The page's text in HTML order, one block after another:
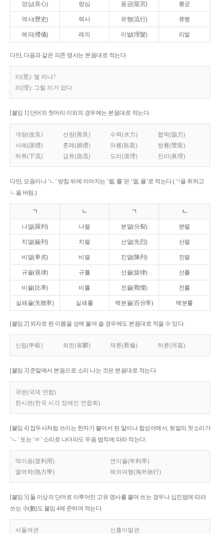
양심(良心) 량심 용궁(龍宮) 룡궁
역사(歷史) 력사 유행(流行) 류행
예의(禮儀) 례의 이발(理髮) 리발
다만, 다음과 같은 의존 명사는 본음대로 적는다.
리(里): 몇 리냐?
리(理): 그럴 리가 없다.
[붙임 1] 단어의 첫머리 이외의 경우에는 본음대로 적는다.
개량(改良) 선량(善良) 수력(水力)
협력(協力)
사례(謝禮)
혼례(婚禮) 와룡(臥龍)
쌍룡(雙龍)
하류(下流)
급류(急流) 도리(道理) 진리(眞理)
다만, 모음이나 ‘ㄴ’ 받침 뒤에 이어지는 ‘렬, 률’은 ‘열, 율’로 적는다.(ㄱ을 취하고
ㄴ을 버림.)
ㄱ ㄴ ㄱ ㄴ
나열(羅列) 나렬 분열(分裂) 분렬
치열(齒列) 치렬 선열(先烈) 선렬
비열(卑劣) 비렬 진열(陳列) 진렬
규율(規律) 규률 선율(旋律) 선률
비율(比率) 비률 전율(戰慄) 전률
실패율(失敗率) 실패률 백분율(百分率) 백분률
[붙임 2] 외자로 된 이름을 성에 붙여 쓸 경우에도 본음대로 적을 수 있다.
신립(申砬) 최린(崔麟) 채륜(蔡倫) 하륜(河崙)
[붙임 3] 준말에서 본음으로 소리 나는 것은 본음대로 적는다.
국련(국제 연합)
한시련(한국 시각 장애인 연합회)
[붙임 4] 접두사처럼 쓰이는 한자가 붙어서 된 말이나 합성어에서, 뒷말의 첫소리가
‘ㄴ’ 또는 ‘ㄹ’ 소리로 나더라도 두음 법칙에 따라 적는다.
역이용(逆利用)
연이율(年利率)
열역학(熱力學)
해외여행(海外旅行)
[붙임 5] 둘 이상의 단어로 이루어진 고유 명사를 붙여 쓰는 경우나 십진법에 따라
쓰는 수(數)도 붙임 4에 준하여 적는다.
서울여관 신흥이발관